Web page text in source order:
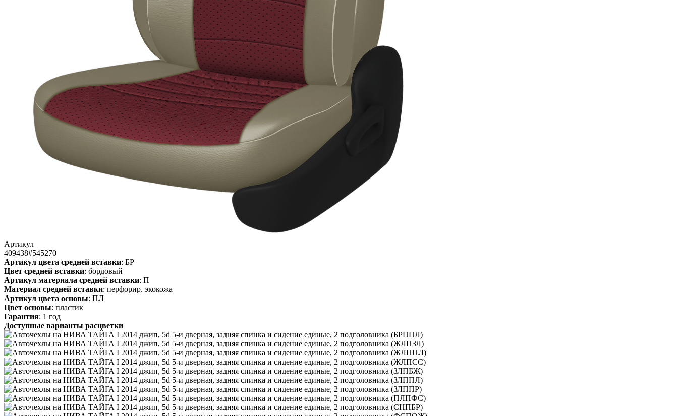
Артикул
409438#545270
Артикул цвета средней вставки: БР
Цвет средней вставки: бордовый
Артикул материала средней вставки: П
Материал средней вставки: перфорир. экокожа
Артикул цвета основы: ПЛ
Цвет основы: пластик
Гарантия: 1 год
Доступные варианты расцветки